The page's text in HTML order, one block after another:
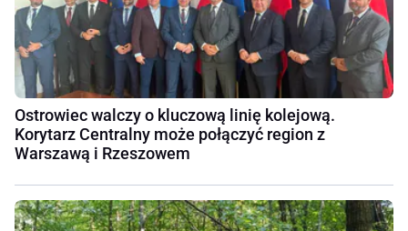
Ostrowiec walczy o kluczową linię kolejową.
Korytarz Centralny może połączyć region z
Warszawą i Rzeszowem